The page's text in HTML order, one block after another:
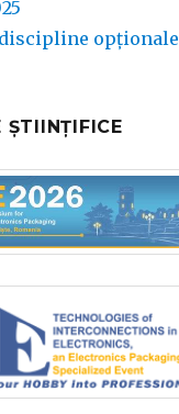
opționale
ȘTIINȚIFICE